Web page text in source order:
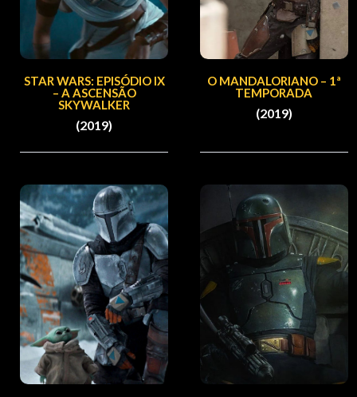
STAR WARS: EPISÓDIO IX
– A ASCENSÃO
SKYWALKER
(2019)
O MANDALORIANO – 1ª
TEMPORADA
(2019)